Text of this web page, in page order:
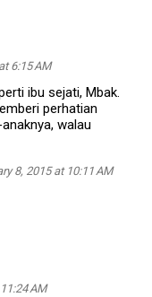
6:15 AM
ibu sejati, Mbak.
perhatian
walau
8, 2015 at 10:11 AM
AM